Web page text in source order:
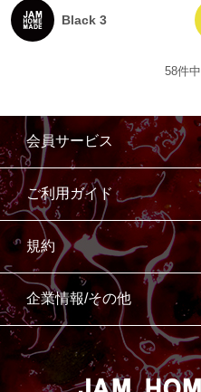
Black 3
58件中
会員サービス
ご利用ガイド
規約
企業情報/その他